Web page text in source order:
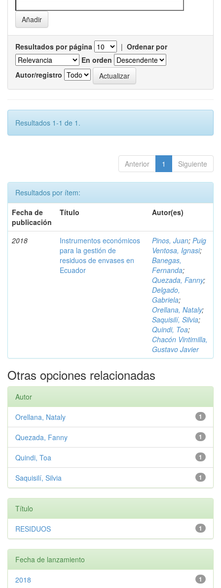
Resultados por página | Ordenar por
En orden
Autor/registro
Resultados 1-1 de 1.
Anterior 1 Siguiente
Resultados por ítem:
Fecha de
publicación
Título Autor(es)
2018
Instrumentos económicos
para la gestión de
residuos de envases en
Ecuador
Pinos, Juan; Puig
Ventosa, Ignasi;
Banegas,
Fernanda;
Quezada, Fanny;
Delgado,
Gabriela;
Orellana, Nataly;
Saquisilí, Silvia;
Quindi, Toa;
Chacón Vintimilla,
Gustavo Javier
Otras opciones relacionadas
Autor
1
Orellana, Nataly
1
Quezada, Fanny
1
Quindi, Toa
1
Saquisilí, Silvia
Título
1
RESIDUOS
Fecha de lanzamiento
1
2018